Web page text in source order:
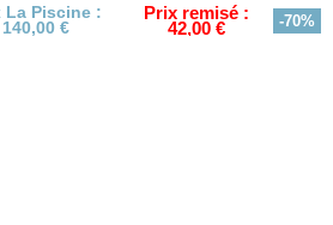
La Piscine :
140,00 €
Prix remisé :
42,00 € -70%